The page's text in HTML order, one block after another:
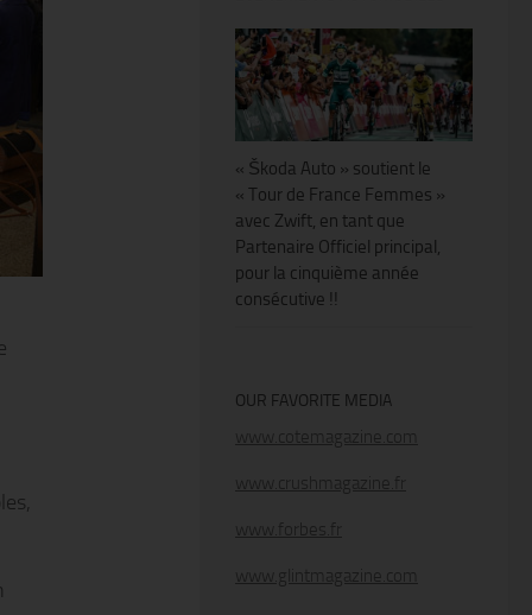
« Škoda Auto » soutient le
« Tour de France Femmes »
avec Zwift, en tant que
Partenaire Officiel principal,
pour la cinquième année
consécutive !!
OUR FAVORITE MEDIA
www.cotemagazine.com
www.crushmagazine.fr
www.forbes.fr
www.glintmagazine.com